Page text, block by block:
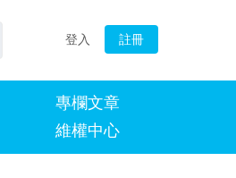
登入 註冊
專欄文章
維權中心